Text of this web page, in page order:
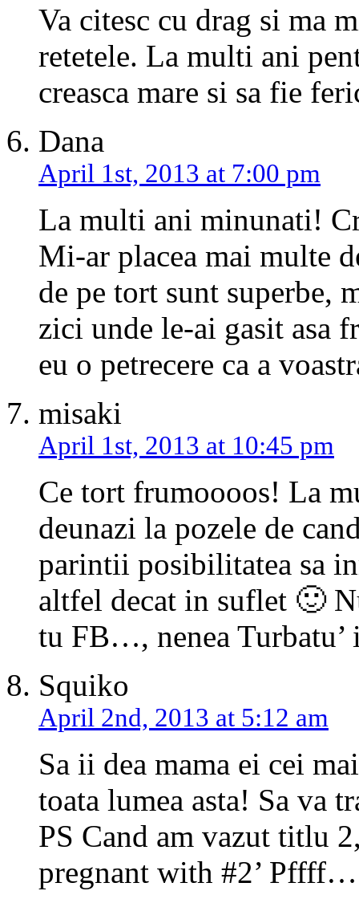
Va citesc cu drag si ma
retetele. La multi ani
creasca mare si sa fie
Dana
April 1st, 2013 at 7:00 pm
La multi ani minunati!
Mi-ar placea mai multe
de pe tort sunt superbe,
zici unde le-ai gasit asa
eu o petrecere ca a
misaki
April 1st, 2013 at 10:45 pm
Ce tort frumoooos! La
deunazi la pozele de
parintii posibilitatea sa
altfel decat in suflet 🙂
tu FB…, nenea Turbatu’
Squiko
April 2nd, 2013 at 5:12 am
Sa ii dea mama ei cei
toata lumea asta! Sa va
PS Cand am vazut titlu
pregnant with #2’ Pffff…